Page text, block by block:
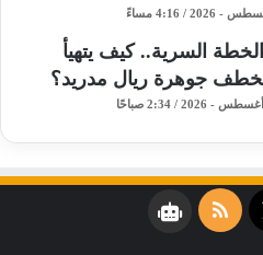
السرية.. كيف يتهيأ
جوهرة ريال مدريد؟
‫X
ملخصنبض